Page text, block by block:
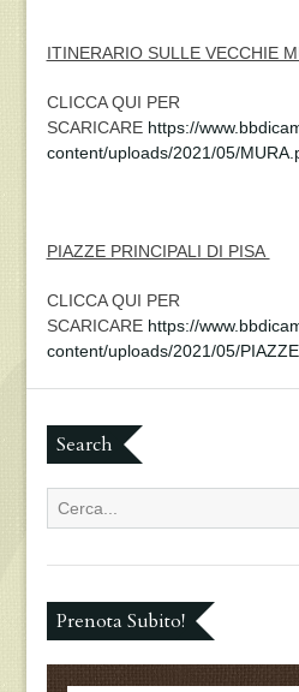
ITINERARIO SULLE VECCHIE
CLICCA QUI PER
SCARICARE https://
content/uploads/2021/05/
PIAZZE PRINCIPALI DI PISA
CLICCA QUI PER
SCARICARE https://
content/uploads/2021/05/
Search
Prenota Subito!